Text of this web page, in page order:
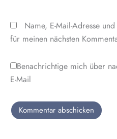
Name, E-Mail-Adresse
für meinen nächsten
Benachrichtige mich über
E-Mail